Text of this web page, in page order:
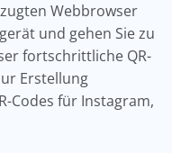
Webbrowser
und gehen Sie zu
fortschrittliche QR-
Erstellung
Codes für Instagram,